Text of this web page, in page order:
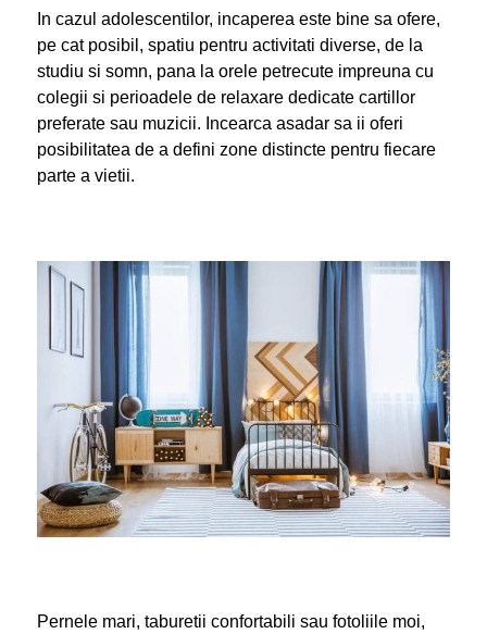
In cazul adolescentilor, incaperea este bine sa ofere,
pe cat posibil, spatiu pentru activitati diverse, de la
studiu si somn, pana la orele petrecute impreuna cu
colegii si perioadele de relaxare dedicate cartillor
preferate sau muzicii. Incearca asadar sa ii oferi
posibilitatea de a defini zone distincte pentru fiecare
parte a vietii.
Pernele mari, taburetii confortabili sau fotoliile moi,